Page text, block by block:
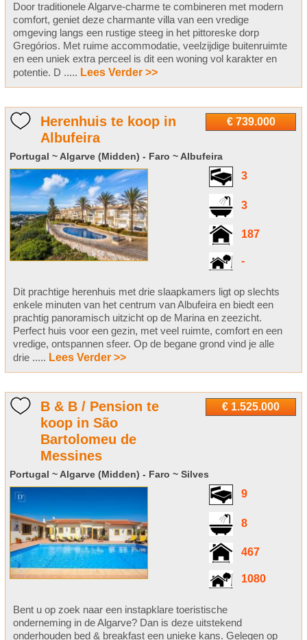
Door traditionele Algarve-charme te combineren met modern
comfort, geniet deze charmante villa van een vredige
omgeving langs een rustige steeg in het pittoreske dorp
Gregórios. Met ruime accommodatie, veelzijdige buitenruimte
en een uniek extra perceel is dit een woning vol karakter en
potentie. D ..... Lees Verder >>
€ 739.000
Herenhuis te koop in
Albufeira
Portugal ~ Algarve (Midden) - Faro ~ Albufeira
3
3
187
-
Dit prachtige herenhuis met drie slaapkamers ligt op slechts
enkele minuten van het centrum van Albufeira en biedt een
prachtig panoramisch uitzicht op de Marina en zeezicht.
Perfect huis voor een gezin, met veel ruimte, comfort en een
vredige, ontspannen sfeer. Op de begane grond vind je alle
drie ..... Lees Verder >>
€ 1.525.000
B & B / Pension te
koop in São
Bartolomeu de
Messines
Portugal ~ Algarve (Midden) - Faro ~ Silves
9
8
467
1080
Bent u op zoek naar een instapklare toeristische
onderneming in de Algarve? Dan is deze uitstekend
onderhouden bed & breakfast een unieke kans. Gelegen op